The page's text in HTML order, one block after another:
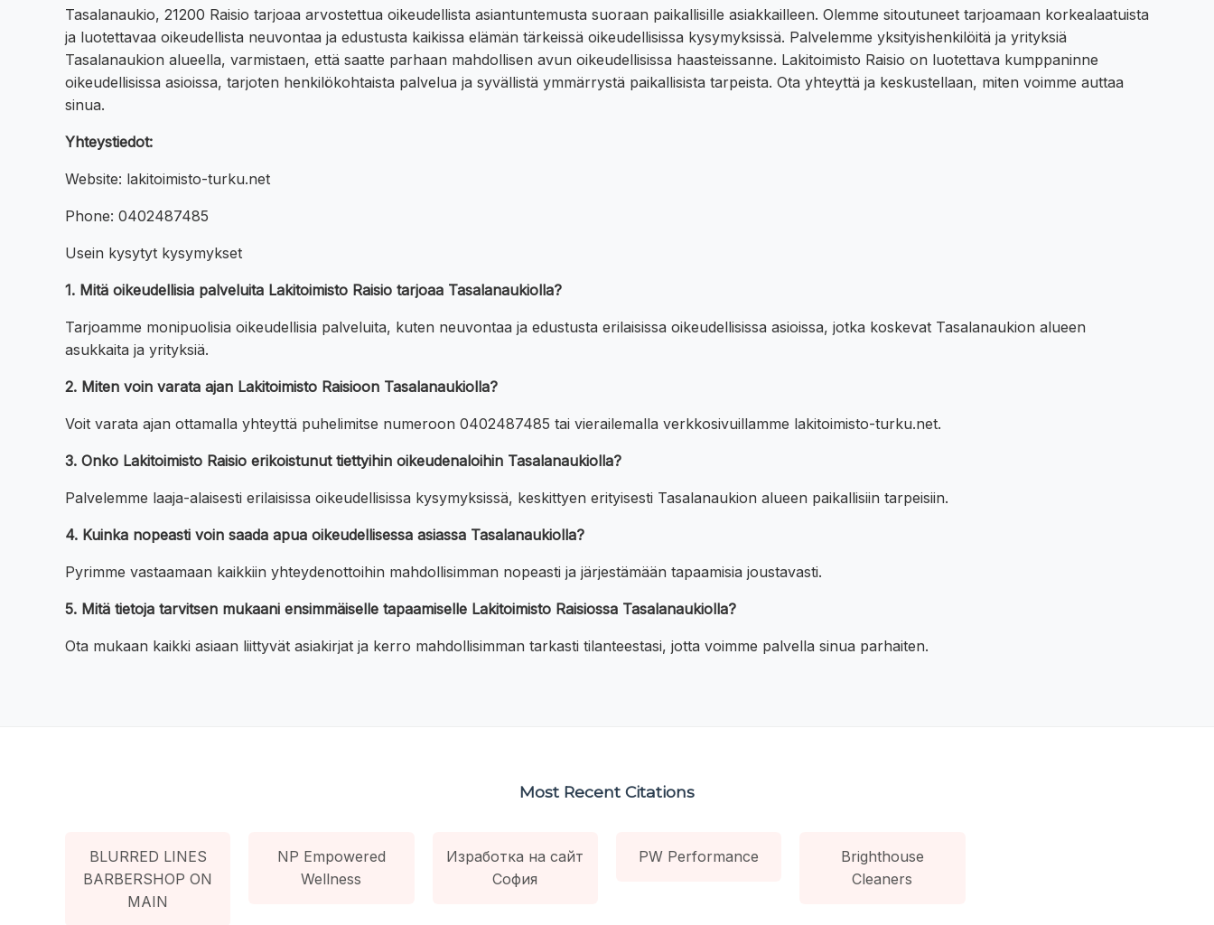
Tasalanaukio, 21200 Raisio tarjoaa arvostettua oikeudellista asiantuntemusta suoraan paikallisille asiakkailleen. Olemme sitoutuneet tarjoamaan korkealaatuista
ja luotettavaa oikeudellista neuvontaa ja edustusta kaikissa elämän tärkeissä oikeudellisissa kysymyksissä. Palvelemme yksityishenkilöitä ja yrityksiä
Tasalanaukion alueella, varmistaen, että saatte parhaan mahdollisen avun oikeudellisissa haasteissanne. Lakitoimisto Raisio on luotettava kumppaninne
oikeudellisissa asioissa, tarjoten henkilökohtaista palvelua ja syvällistä ymmärrystä paikallisista tarpeista. Ota yhteyttä ja keskustellaan, miten voimme auttaa
sinua.
Yhteystiedot:
Website: lakitoimisto-turku.net
Phone: 0402487485
Usein kysytyt kysymykset
1. Mitä oikeudellisia palveluita Lakitoimisto Raisio tarjoaa Tasalanaukiolla?
Tarjoamme monipuolisia oikeudellisia palveluita, kuten neuvontaa ja edustusta erilaisissa oikeudellisissa asioissa, jotka koskevat Tasalanaukion alueen
asukkaita ja yrityksiä.
2. Miten voin varata ajan Lakitoimisto Raisioon Tasalanaukiolla?
Voit varata ajan ottamalla yhteyttä puhelimitse numeroon 0402487485 tai vierailemalla verkkosivuillamme lakitoimisto-turku.net.
3. Onko Lakitoimisto Raisio erikoistunut tiettyihin oikeudenaloihin Tasalanaukiolla?
Palvelemme laaja-alaisesti erilaisissa oikeudellisissa kysymyksissä, keskittyen erityisesti Tasalanaukion alueen paikallisiin tarpeisiin.
4. Kuinka nopeasti voin saada apua oikeudellisessa asiassa Tasalanaukiolla?
Pyrimme vastaamaan kaikkiin yhteydenottoihin mahdollisimman nopeasti ja järjestämään tapaamisia joustavasti.
5. Mitä tietoja tarvitsen mukaani ensimmäiselle tapaamiselle Lakitoimisto Raisiossa Tasalanaukiolla?
Ota mukaan kaikki asiaan liittyvät asiakirjat ja kerro mahdollisimman tarkasti tilanteestasi, jotta voimme palvella sinua parhaiten.
Most Recent Citations
BLURRED LINES
BARBERSHOP ON
MAIN
NP Empowered
Wellness
Изработка на сайт
София
PW Performance
Brighthouse
Cleaners